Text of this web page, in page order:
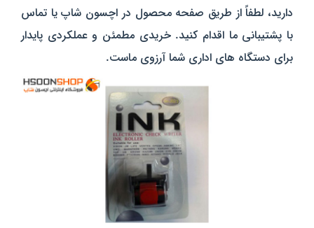
دارید، لطفاً از طریق صفحه محصول در اچسون شاپ یا تماس
با پشتیبانی ما اقدام کنید. خریدی مطمئن و عملکردی پایدار
برای دستگاه‌ های اداری شما آرزوی ماست.